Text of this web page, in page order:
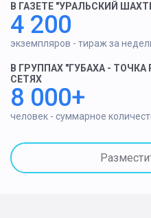
В ГАЗЕТЕ "УРАЛЬСКИЙ
4 200
экземпляров - тираж за
В ГРУППАХ "ГУБАХА -
СЕТЯХ
8 000+
человек - суммарное